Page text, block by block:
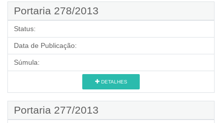
Portaria 278/2013
Status:
Data de Publicação:
Súmula:
DETALHES
Portaria 277/2013